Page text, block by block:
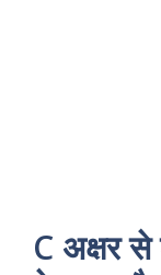
C अक्षर